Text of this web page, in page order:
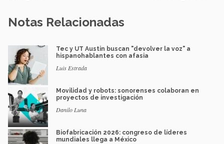
Notas Relacionadas
Tec y UT Austin buscan "devolver la voz" a
hispanohablantes con afasia
Luis Estrada
Movilidad y robots: sonorenses colaboran en
proyectos de investigación
Danilo Luna
Biofabricación 2026: congreso de líderes
mundiales llega a México